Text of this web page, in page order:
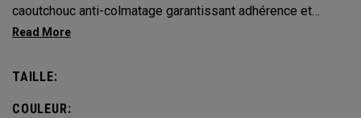
caoutchouc anti-colmatage garantissant adhérence et
confort dès la première utilisation. Ce modèle à empeigne
qui ne vous décevra pas.
TAILLE:
COULEUR: